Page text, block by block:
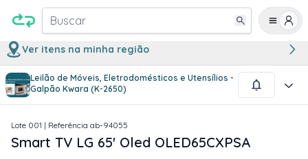
Buscar
Ver itens na minha região
Leilão de Móveis, Eletrodomésticos e Utensílios -
Galpão Kwara (K-2650)
1/6
Lote 001 | Referência ab-94055
Smart TV LG 65' Oled OLED65CXPSA